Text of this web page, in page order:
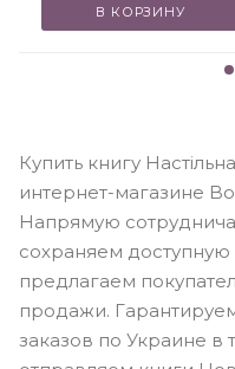
В КОРЗИНУ
Купить книгу
интернет-магазине
Напрямую
сохраняем доступную
предлагаем
продажи.
заказов по Украине в